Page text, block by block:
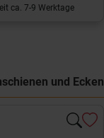
ca. 7-9 Werktage
und Ecken